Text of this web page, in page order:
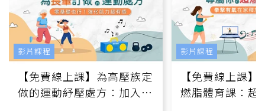
【免費線上課】為高壓族定
做的運動紓壓處方：加入行
影片課程
【免費線上課
燃脂體育課：超
影片課程